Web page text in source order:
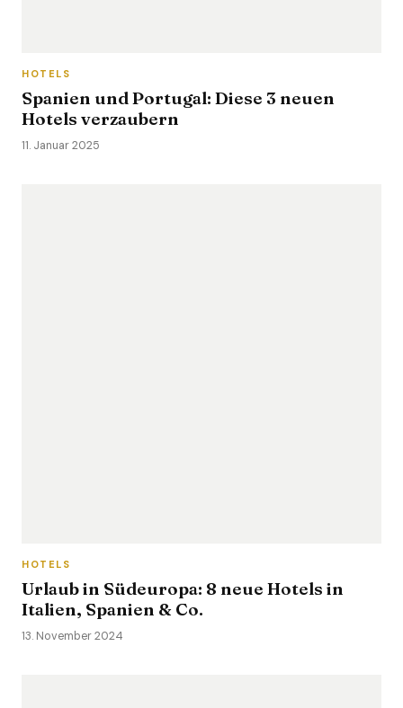
HOTELS
Spanien und Portugal: Diese 3 neuen
Hotels verzaubern
11. Januar 2025
HOTELS
Urlaub in Südeuropa: 8 neue Hotels in
Italien, Spanien & Co.
13. November 2024